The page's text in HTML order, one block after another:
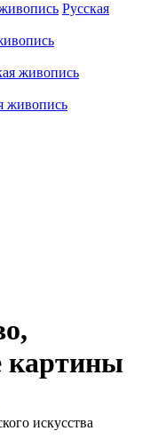
Русская
живопись
живопись
картины
искусства